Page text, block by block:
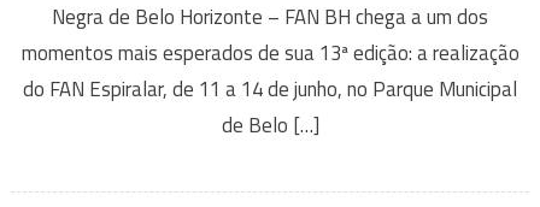
Negra de Belo Horizonte – FAN BH chega a um dos
momentos mais esperados de sua 13ª edição: a realização
do FAN Espiralar, de 11 a 14 de junho, no Parque Municipal
de Belo […]